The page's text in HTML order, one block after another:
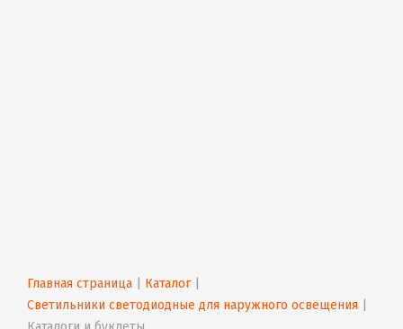
Главная страница Каталог |
Светильники светодиодные для наружного освещения